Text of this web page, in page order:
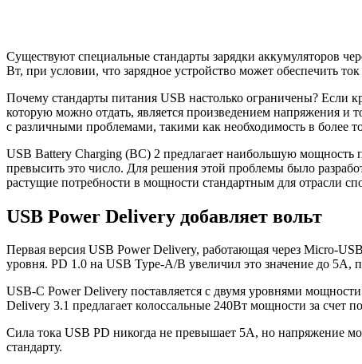
Существуют специальные стандарты зарядки аккумуляторов
Вт, при условии, что зарядное устройство может обеспечить
Почему стандарты питания USB настолько ограничены? Если
которую можно отдать, является произведением напряжения
с различными проблемами, такими как необходимость в более
USB Battery Charging (BC) 2 предлагает наибольшую
превысить это число. Для решения этой проблемы было
растущие потребности в мощности стандартным для отрасли
USB Power Delivery добавляет вольт
Первая версия USB Power Delivery, работающая через Micro-
уровня. PD 1.0 на USB Type-A/B увеличил это значение до 5А,
USB-C Power Delivery поставляется с двумя уровнями
Delivery 3.1 предлагает колоссальные 240Вт мощности за счет
Сила тока USB PD никогда не превышает 5А, но напряжение
стандарту.